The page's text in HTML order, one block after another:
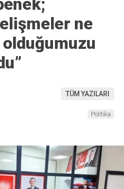
ne
olduğumuzu
TÜM YAZILARI
Politika